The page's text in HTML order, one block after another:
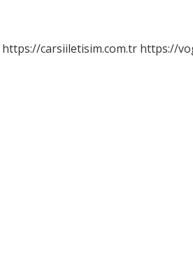
https://carsiiletisim.com.tr https://